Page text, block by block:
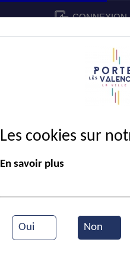
CONNEXION
CADRE
Ecole
Les cookies sur
En savoir plus
Oui Non